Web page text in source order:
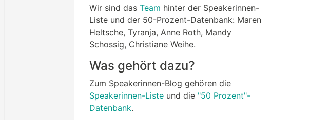
Wir sind das Team hinter der Speakerinnen-
Liste und der 50-Prozent-Datenbank: Maren
Heltsche, Tyranja, Anne Roth, Mandy
Schossig, Christiane Weihe.
Was gehört dazu?
Zum Speakerinnen-Blog gehören die
Speakerinnen-Liste und die "50 Prozent"-
Datenbank.